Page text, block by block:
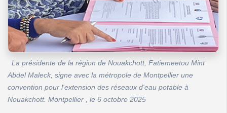
La présidente de la région de Nouakchott, Fatiemeetou Mint
Abdel Maleck, signe avec la métropole de Montpellier une
convention pour l'extension des réseaux d'eau potable à
Nouakchott. Montpellier , le 6 octobre 2025